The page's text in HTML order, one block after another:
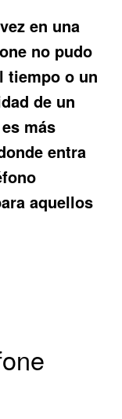
en una
no pudo
tiempo o un
de un
más
entra
aquellos